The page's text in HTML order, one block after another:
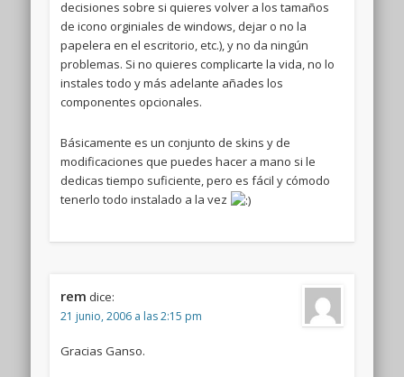
decisiones sobre si quieres volver a los tamaños
de icono orginiales de windows, dejar o no la
papelera en el escritorio, etc.), y no da ningún
problemas. Si no quieres complicarte la vida, no lo
instales todo y más adelante añades los
componentes opcionales.
Básicamente es un conjunto de skins y de
modificaciones que puedes hacer a mano si le
dedicas tiempo suficiente, pero es fácil y cómodo
tenerlo todo instalado a la vez
rem dice:
21 junio, 2006 a las 2:15 pm
Gracias Ganso.